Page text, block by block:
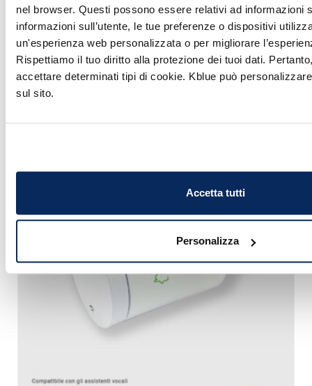
nel browser. Questi possono essere relativi ad informazioni
informazioni sull’utente, le tue preferenze o dispositivi
un'esperienza web personalizzata o per migliorare
Rispettiamo il tuo diritto alla protezione dei tuoi dati.
accettare determinati tipi di cookie. Kblue può
sul sito.
Accetta tutti
Personalizza
€26,00
Iva esclusa
Scopri di più